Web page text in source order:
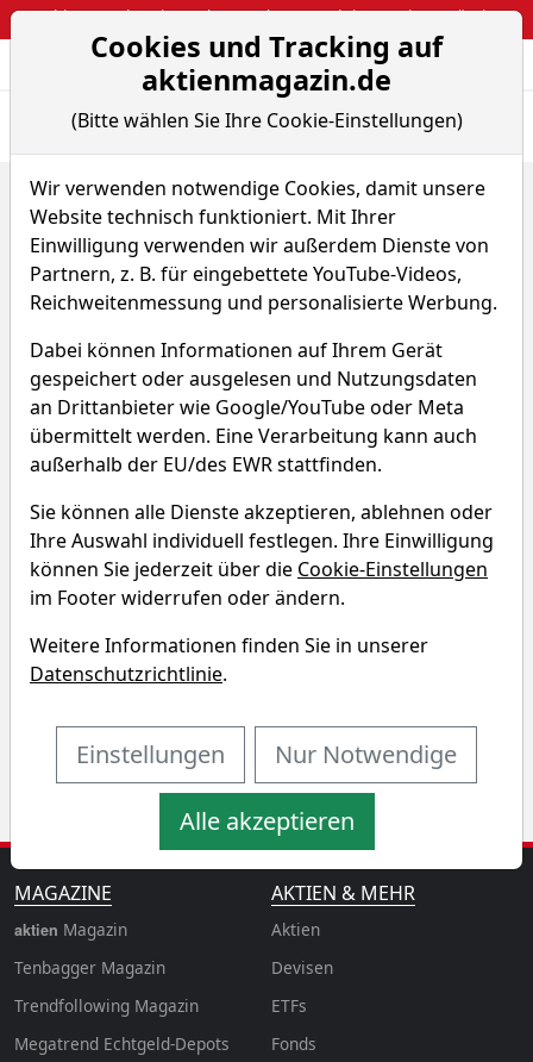
Webinar: So kassierst du trotzdem attraktive Optionsprämien
Aktien- und
Home ETFs COMGEST GROWTH-GREAT EUR OPP
COMGEST GROWTH-GREAT
EUR OPP
WKN A0YAJD ISIN IE00B4ZJ4188
40,040 € -2,76 %
Echtzeit-Aktienkurs 06.02.2026, 06:33 Uhr
Chart des COMGEST GROWTH-
GREAT EUR OPP ETF
Charttool öffnen
1T 1W
MAGAZINE
aktien Magazin
Tenbagger Magazin
Trendfollowing Magazin
Megatrend Echtgeld-Depots
AKTIEN & MEHR
Aktien
Devisen
ETFs
Fonds
Cookies und Tracking auf
aktienmagazin.de
(Bitte wählen Sie Ihre Cookie-Einstellungen)
Wir verwenden notwendige Cookies, damit unsere
Website technisch funktioniert. Mit Ihrer
Einwilligung verwenden wir außerdem Dienste von
Partnern, z. B. für eingebettete YouTube-Videos,
Reichweitenmessung und personalisierte Werbung.
Dabei können Informationen auf Ihrem Gerät
gespeichert oder ausgelesen und Nutzungsdaten
an Drittanbieter wie Google/YouTube oder Meta
übermittelt werden. Eine Verarbeitung kann auch
außerhalb der EU/des EWR stattfinden.
Sie können alle Dienste akzeptieren, ablehnen oder
Ihre Auswahl individuell festlegen. Ihre Einwilligung
können Sie jederzeit über die Cookie-Einstellungen
im Footer widerrufen oder ändern.
Weitere Informationen finden Sie in unserer
Datenschutzrichtlinie.
Einstellungen Nur Notwendige
Alle akzeptieren